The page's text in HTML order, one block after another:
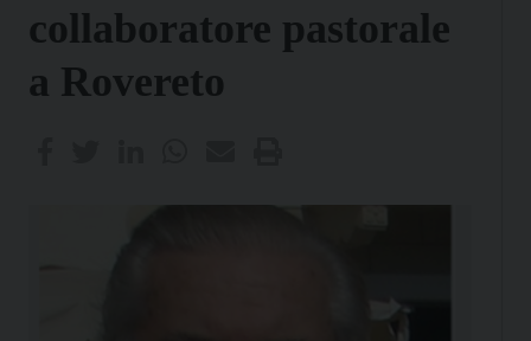
collaboratore pastorale
a Rovereto